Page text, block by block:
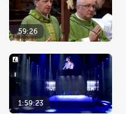
59:26
1:59:23